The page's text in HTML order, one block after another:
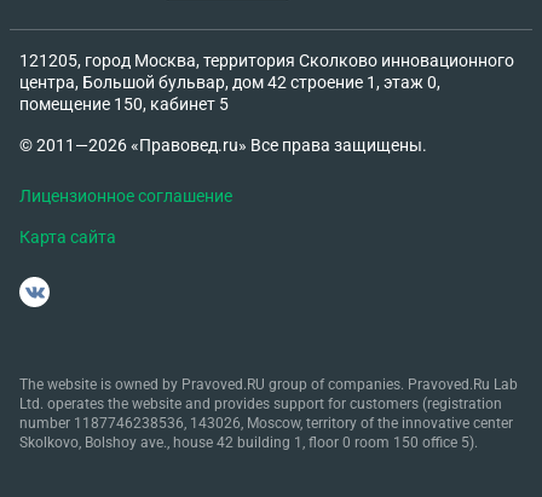
121205, город Москва, территория Сколково инновационного
центра, Большой бульвар, дом 42 строение 1, этаж 0,
помещение 150, кабинет 5
© 2011—2026 «Правовед.ru» Все права защищены.
Лицензионное соглашение
Карта сайта
The website is owned by Pravoved.RU group of companies. Pravoved.Ru Lab
Ltd. operates the website and provides support for customers (registration
number 1187746238536, 143026, Moscow, territory of the innovative center
Skolkovo, Bolshoy ave., house 42 building 1, floor 0 room 150 office 5).